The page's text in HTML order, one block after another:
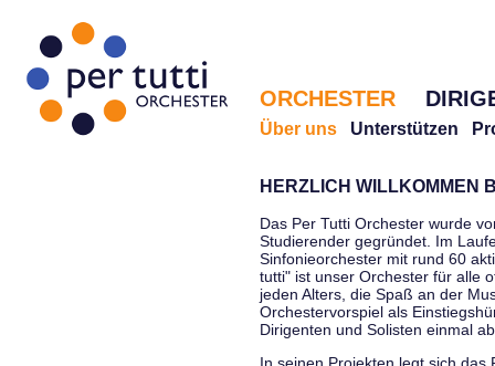
ORCHESTER
Über uns Unterstützen
HERZLICH WILLKOMMEN
Das Per Tutti Orchester wurde
Studierender gegründet. Im
Sinfonieorchester mit rund 60
tutti" ist unser Orchester für alle
jeden Alters, die Spaß an der
Orchestervorspiel als
Dirigenten und Solisten einmal